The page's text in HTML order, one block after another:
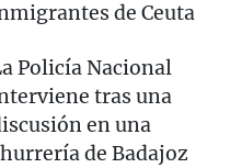
de Ceuta
Policía Nacional
tras una
en una
de Badajoz